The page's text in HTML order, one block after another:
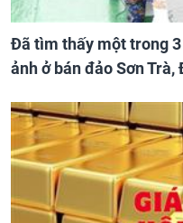
Đã tìm thấy một trong
ảnh ở bán đảo Sơn Trà,